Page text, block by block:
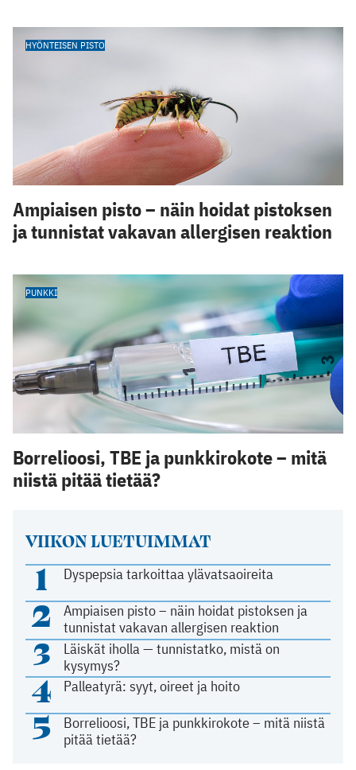
VIIKON LUETUIMMAT
1 Dyspepsia tarkoittaa ylävatsaoireita
2
Ampiaisen pisto – näin hoidat pistoksen ja
tunnistat vakavan allergisen reaktion
3
Läiskät iholla — tunnistatko, mistä on
kysymys?
4 Palleatyrä: syyt, oireet ja hoito
5
Borrelioosi, TBE ja punkkirokote – mitä niistä
pitää tietää?
HYÖNTEISEN PISTO
Ampiaisen pisto – näin hoidat pistoksen
ja tunnistat vakavan allergisen reaktion
PUNKKI
Borrelioosi, TBE ja punkkirokote – mitä
niistä pitää tietää?